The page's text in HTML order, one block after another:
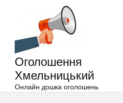
Оголошення
Хмельницький
Онлайн дошка оголошень